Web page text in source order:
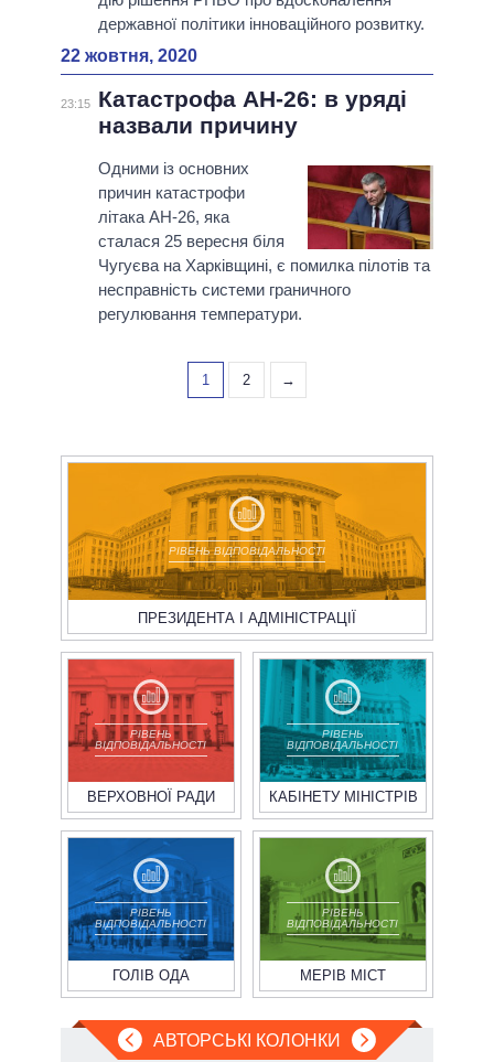
державної політики інноваційного розвитку.
22 жовтня, 2020
23:15
Катастрофа АН-26: в уряді
назвали причину
Одними із основних
причин катастрофи
літака АН-26, яка
сталася 25 вересня біля
Чугуєва на Харківщині, є помилка пілотів та
несправність системи граничного
регулювання температури.
1 2 →
РІВЕНЬ ВІДПОВІДАЛЬНОСТІ
ПРЕЗИДЕНТА І АДМІНІСТРАЦІЇ
РІВЕНЬ
ВІДПОВІДАЛЬНОСТІ
ВЕРХОВНОЇ РАДИ
РІВЕНЬ
ВІДПОВІДАЛЬНОСТІ
КАБІНЕТУ МІНІСТРІВ
РІВЕНЬ
ВІДПОВІДАЛЬНОСТІ
ГОЛІВ ОДА
РІВЕНЬ
ВІДПОВІДАЛЬНОСТІ
МЕРІВ МІСТ
АВТОРСЬКІ КОЛОНКИ